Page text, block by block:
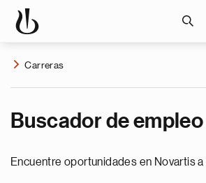
Carreras
Buscador de empleo
Encuentre oportunidades en Novartis